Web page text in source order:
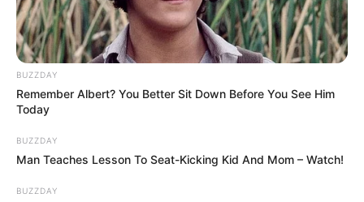
BUZZDAY
Remember Albert? You Better Sit Down Before You See Him
Today
BUZZDAY
Man Teaches Lesson To Seat-Kicking Kid And Mom – Watch!
BUZZDAY